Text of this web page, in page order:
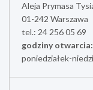
Aleja Prymasa
01-242 Warszawa
tel.: 24 256 05 69
godziny otwarcia:
poniedziałek-